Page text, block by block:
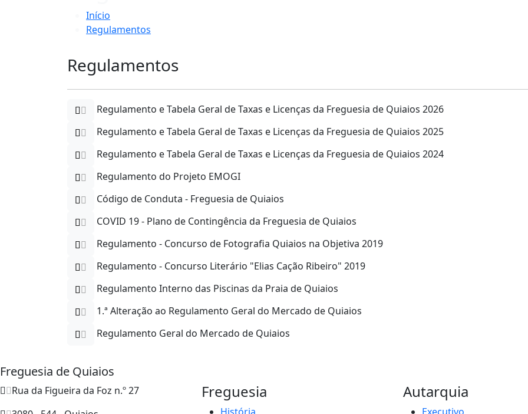
Início
Regulamentos
Regulamentos
Regulamento e Tabela Geral de Taxas e Licenças da Freguesia de Quiaios 2026
Regulamento e Tabela Geral de Taxas e Licenças da Freguesia de Quiaios 2025
Regulamento e Tabela Geral de Taxas e Licenças da Freguesia de Quiaios 2024
Regulamento do Projeto EMOGI
Código de Conduta - Freguesia de Quiaios
COVID 19 - Plano de Contingência da Freguesia de Quiaios
Regulamento - Concurso de Fotografia Quiaios na Objetiva 2019
Regulamento - Concurso Literário "Elias Cação Ribeiro" 2019
Regulamento Interno das Piscinas da Praia de Quiaios
1.ª Alteração ao Regulamento Geral do Mercado de Quiaios
Regulamento Geral do Mercado de Quiaios
Freguesia de Quiaios
Rua da Figueira da Foz n.º 27
Freguesia Autarquia